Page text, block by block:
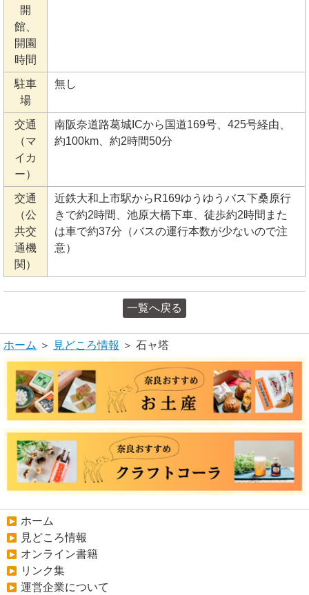
開
館、
開園
時間
駐車
場
無し
交通
（マ
イカ
ー）
南阪奈道路葛城ICから国道169号、425号経由、
約100km、約2時間50分
交通
（公
共交
通機
関）
近鉄大和上市駅からR169ゆうゆうバス下桑原行
きで約2時間、池原大橋下車、徒歩約2時間また
は車で約37分（バスの運行本数が少ないので注
意）
一覧へ戻る
ホーム ＞ 見どころ情報 ＞ 石ャ塔
ホーム
見どころ情報
オンライン書籍
リンク集
運営企業について